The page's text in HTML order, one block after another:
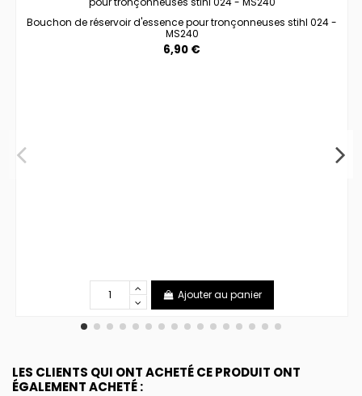
Bouchon de réservoir d'essence pour tronçonneuses stihl 024 -
MS240
6,90 €
Ajouter au panier
LES CLIENTS QUI ONT ACHETÉ CE PRODUIT ONT
ÉGALEMENT ACHETÉ :